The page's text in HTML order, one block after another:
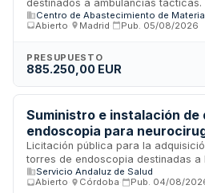
destinados a ambulancias
conforme a la Ley de Contratos del
sujeta a los requisitos de
suministro cumplen con las
establecidas en el pliego de
criterios establecidos en la
convocatoria.
Centro de Abastecimiento de
Abierto
Madrid Pub. 05/08/2026
PRESUPUESTO
885.250,00 EUR
Suministro e instalación de
endoscopia para
otorrinolaringología del
Córdoba
Licitación pública para la
torres de endoscopia destinadas a
neurocirugía y otorrinolaringología
de Córdoba. El Servicio Andaluz de
Servicio Andaluz de Salud
Abierto
Córdoba Pub. 04/08/